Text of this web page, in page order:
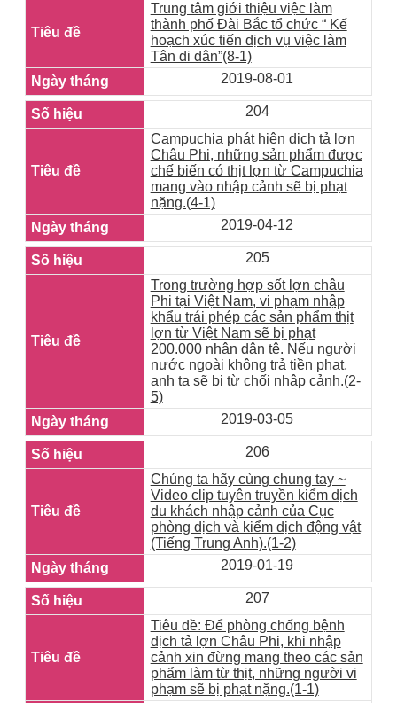
Trung tâm giới thiệu việc làm
thành phố Đài Bắc tổ chức “ Kế
hoạch xúc tiến dịch vụ việc làm
Tân di dân”(8-1)
2019-08-01
204
Campuchia phát hiện dịch tả lợn
Châu Phi, những sản phẩm được
chế biến có thịt lợn từ Campuchia
mang vào nhập cảnh sẽ bị phạt
nặng.(4-1)
2019-04-12
205
Trong trường hợp sốt lợn châu
Phi tại Việt Nam, vi phạm nhập
khẩu trái phép các sản phẩm thịt
lợn từ Việt Nam sẽ bị phạt
200.000 nhân dân tệ. Nếu người
nước ngoài không trả tiền phạt,
anh ta sẽ bị từ chối nhập cảnh.(2-
5)
2019-03-05
206
Chúng ta hãy cùng chung tay ~
Video clip tuyên truyền kiểm dịch
du khách nhập cảnh của Cục
phòng dịch và kiểm dịch động vật
(Tiếng Trung Anh).(1-2)
2019-01-19
207
Tiêu đề: Để phòng chống bệnh
dịch tả lợn Châu Phi, khi nhập
cảnh xin đừng mang theo các sản
phẩm làm từ thịt, những người vi
phạm sẽ bị phạt nặng.(1-1)